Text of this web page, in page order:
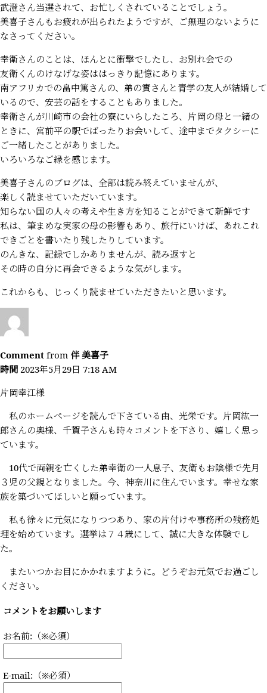
武澄さん当選されて、お忙しくされていることでしょう。
美喜子さんもお疲れが出られたようですが、ご無理のないように
なさってください。
幸衛さんのことは、ほんとに衝撃でしたし、お別れ会での
友衛くんのけなげな姿ははっきり記憶にあります。
南アフリカでの畠中篤さんの、弟の實さんと青学の友人が結婚して
いるので、安芸の話をすることもありました。
幸衛さんが川崎市の会社の寮にいらしたころ、片岡の母と一緒の
ときに、宮前平の駅でばったりお会いして、途中までタクシーに
ご一緒したことがありました。
いろいろなご縁を感じます。
美喜子さんのブログは、全部は読み終えていませんが、
楽しく読ませていただいています。
知らない国の人々の考えや生き方を知ることができて新鮮です
私は、筆まめな実家の母の影響もあり、旅行にいけば、あれこれ
できごとを書いたり残したりしています。
のんきな、記録でしかありませんが、読み返すと
その時の自分に再会できるような気がします。
これからも、じっくり読ませていただきたいと思います。
Comment from 伴 美喜子
時間2023年5月29日 7:18 AM
片岡幸江様
私のホームページを読んで下さている由、光栄です。片岡紘一
郎さんの奥様、千賀子さんも時々コメントを下さり、嬉しく思っ
ています。
10代で両親を亡くした弟幸衛の一人息子、友衛もお陰様で先月
３児の父親となりました。今、神奈川に住んでいます。幸せな家
族を築づいてほしいと願っています。
私も徐々に元気になりつつあり、家の片付けや事務所の残務処
理を始めています。選挙は７４歳にして、誠に大きな体験でし
た。
またいつかお目にかかれますように。どうぞお元気でお過ごし
ください。
コメントをお願いします
お名前:（※必須）
E-mail:（※必須）